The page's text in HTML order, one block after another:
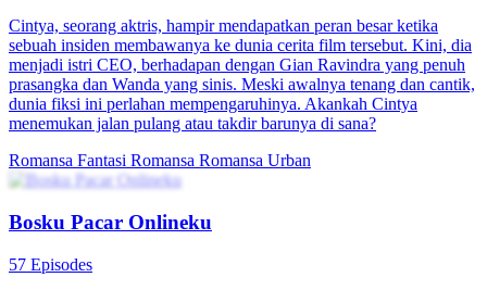
Cintya, seorang aktris, hampir mendapatkan peran besar ketika
sebuah insiden membawanya ke dunia cerita film tersebut. Kini, dia
menjadi istri CEO, berhadapan dengan Gian Ravindra yang penuh
prasangka dan Wanda yang sinis. Meski awalnya tenang dan cantik,
dunia fiksi ini perlahan mempengaruhinya. Akankah Cintya
menemukan jalan pulang atau takdir barunya di sana?
Romansa Fantasi Romansa Romansa Urban
Bosku Pacar Onlineku
57 Episodes